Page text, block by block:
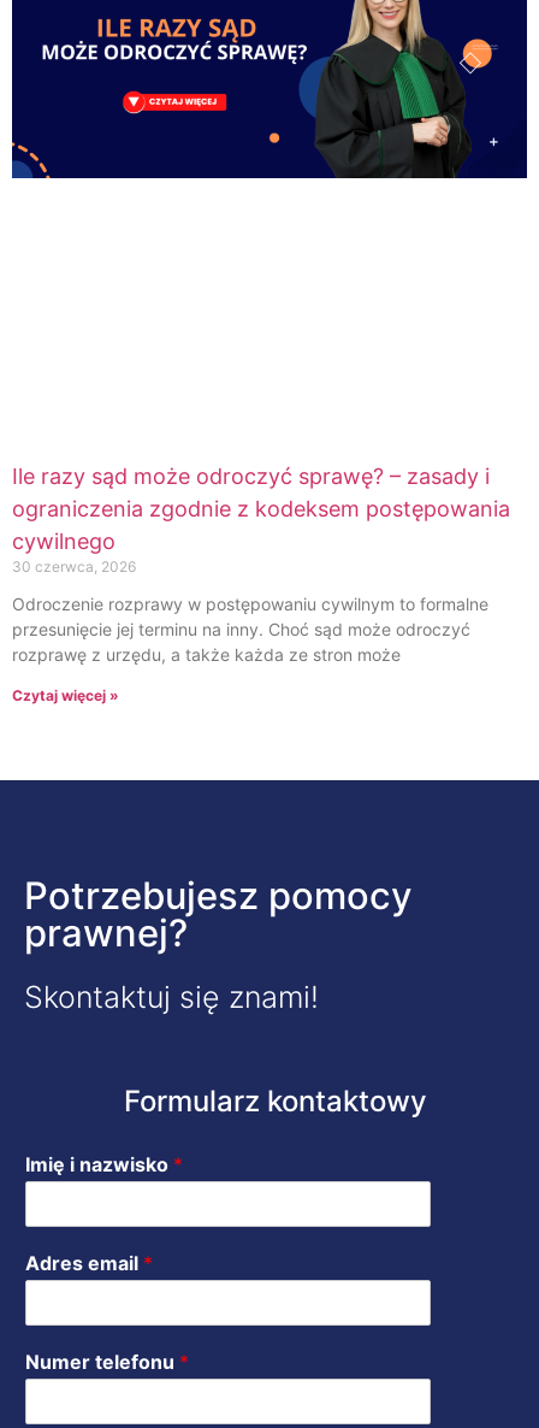
Ile razy sąd może odroczyć sprawę? – zasady i
ograniczenia zgodnie z kodeksem postępowania
cywilnego
30 czerwca, 2026
Odroczenie rozprawy w postępowaniu cywilnym to formalne
przesunięcie jej terminu na inny. Choć sąd może odroczyć
rozprawę z urzędu, a także każda ze stron może
Czytaj więcej »
Potrzebujesz pomocy
prawnej?
Skontaktuj się znami!
Formularz kontaktowy
Imię i nazwisko *
Adres email *
Numer telefonu *